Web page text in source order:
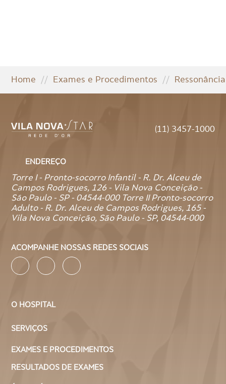
Home // Exames e Procedimentos //
(11) 3457-1000
ENDEREÇO
Torre I - Pronto-socorro Infantil - R. Dr. Alceu de
Campos Rodrigues, 126 - Vila Nova Conceição -
São Paulo - SP - 04544-000 Torre II Pronto-socorro
Adulto - R. Dr. Alceu de Campos Rodrigues, 165 -
Vila Nova Conceição, São Paulo - SP, 04544-000
ACOMPANHE NOSSAS REDES SOCIAIS
O HOSPITAL
SERVIÇOS
EXAMES E PROCEDIMENTOS
RESULTADOS DE EXAMES